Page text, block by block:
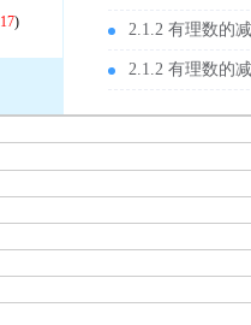
) 2.1.2 有理数的
2.1.2 有理数的